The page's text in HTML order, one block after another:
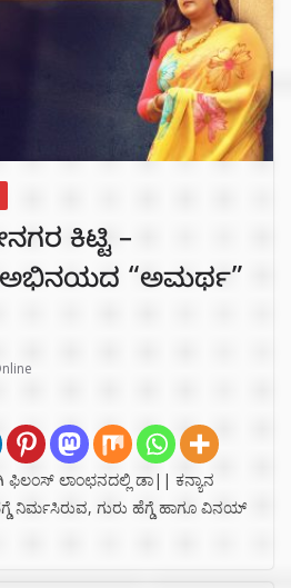
ಕಿಟ್ಟಿ –
“ಅಮರ್ಥ”
ಫಿಲಂಸ್ ಲಾಂಛನದಲ್ಲಿ ಡಾ|| ಕನ್ಯಾನ
ನಿರ್ಮಸಿರುವ, ಗುರು ಹೆಗ್ಡೆ ಹಾಗೂ ವಿನಯ್